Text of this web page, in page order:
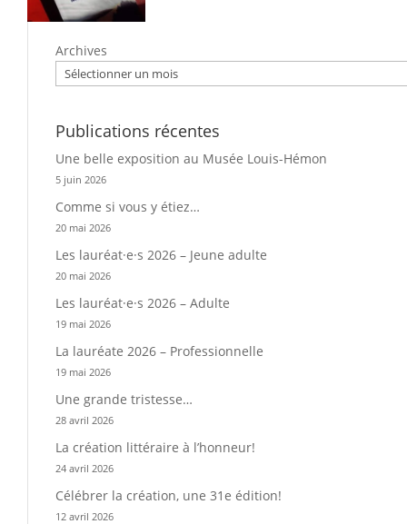
Archives
Publications récentes
Une belle exposition au Musée Louis-Hémon
5 juin 2026
Comme si vous y étiez…
20 mai 2026
Les lauréat·e·s 2026 – Jeune adulte
20 mai 2026
Les lauréat·e·s 2026 – Adulte
19 mai 2026
La lauréate 2026 – Professionnelle
19 mai 2026
Une grande tristesse…
28 avril 2026
La création littéraire à l’honneur!
24 avril 2026
Célébrer la création, une 31e édition!
12 avril 2026